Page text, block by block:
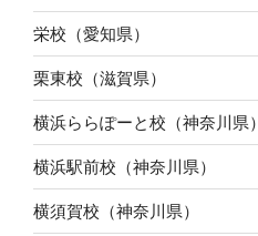
栄校（愛知県）
栗東校（滋賀県）
横浜ららぽーと校（神奈川県）
横浜駅前校（神奈川県）
横須賀校（神奈川県）